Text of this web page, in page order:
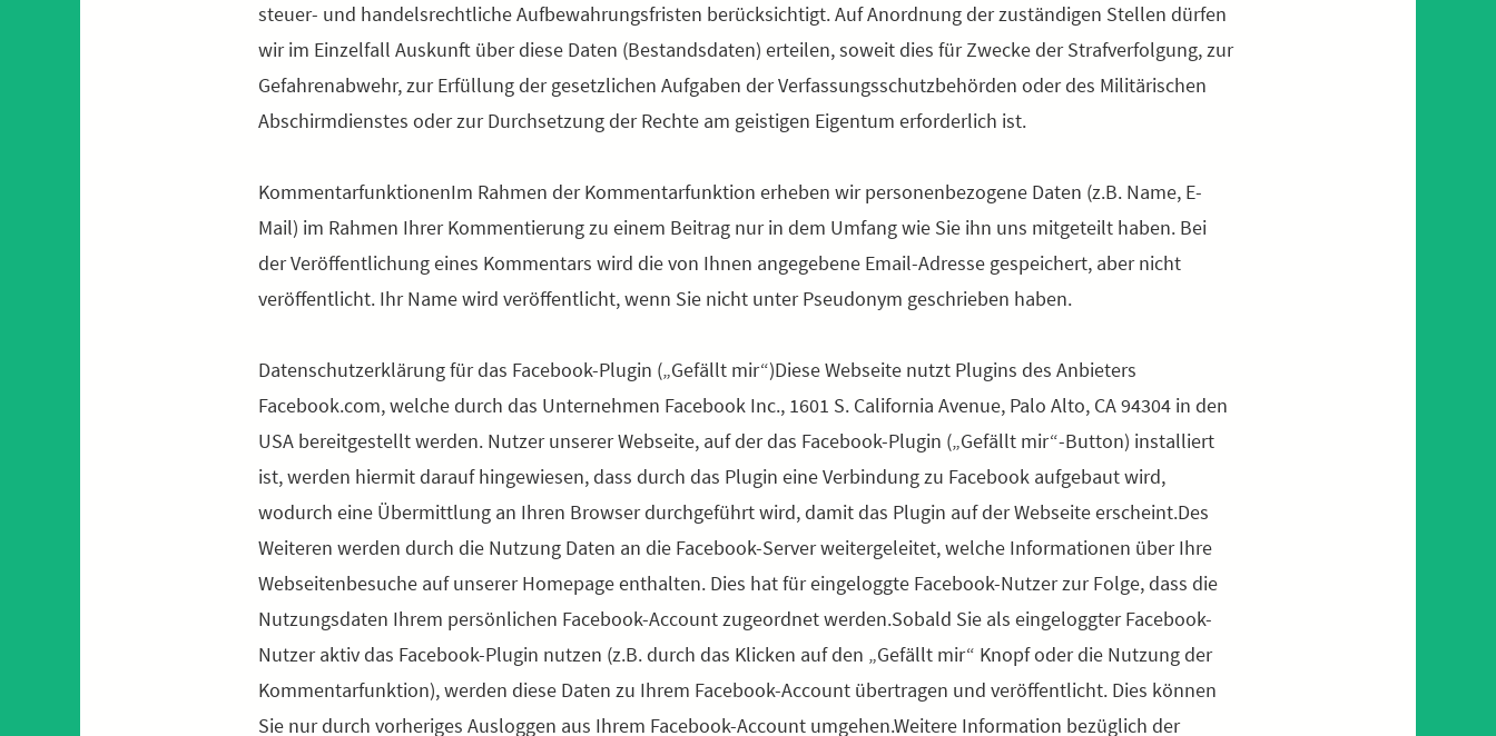
steuer- und handelsrechtliche Aufbewahrungsfristen berücksichtigt. Auf Anordnung der zuständigen Stellen dürfen
wir im Einzelfall Auskunft über diese Daten (Bestandsdaten) erteilen, soweit dies für Zwecke der Strafverfolgung, zur
Gefahrenabwehr, zur Erfüllung der gesetzlichen Aufgaben der Verfassungsschutzbehörden oder des Militärischen
Abschirmdienstes oder zur Durchsetzung der Rechte am geistigen Eigentum erforderlich ist.
KommentarfunktionenIm Rahmen der Kommentarfunktion erheben wir personenbezogene Daten (z.B. Name, E-
Mail) im Rahmen Ihrer Kommentierung zu einem Beitrag nur in dem Umfang wie Sie ihn uns mitgeteilt haben. Bei
der Veröffentlichung eines Kommentars wird die von Ihnen angegebene Email-Adresse gespeichert, aber nicht
veröffentlicht. Ihr Name wird veröffentlicht, wenn Sie nicht unter Pseudonym geschrieben haben.
Datenschutzerklärung für das Facebook-Plugin („Gefällt mir“)Diese Webseite nutzt Plugins des Anbieters
Facebook.com, welche durch das Unternehmen Facebook Inc., 1601 S. California Avenue, Palo Alto, CA 94304 in den
USA bereitgestellt werden. Nutzer unserer Webseite, auf der das Facebook-Plugin („Gefällt mir“-Button) installiert
ist, werden hiermit darauf hingewiesen, dass durch das Plugin eine Verbindung zu Facebook aufgebaut wird,
wodurch eine Übermittlung an Ihren Browser durchgeführt wird, damit das Plugin auf der Webseite erscheint.Des
Weiteren werden durch die Nutzung Daten an die Facebook-Server weitergeleitet, welche Informationen über Ihre
Webseitenbesuche auf unserer Homepage enthalten. Dies hat für eingeloggte Facebook-Nutzer zur Folge, dass die
Nutzungsdaten Ihrem persönlichen Facebook-Account zugeordnet werden.Sobald Sie als eingeloggter Facebook-
Nutzer aktiv das Facebook-Plugin nutzen (z.B. durch das Klicken auf den „Gefällt mir“ Knopf oder die Nutzung der
Kommentarfunktion), werden diese Daten zu Ihrem Facebook-Account übertragen und veröffentlicht. Dies können
Sie nur durch vorheriges Ausloggen aus Ihrem Facebook-Account umgehen.Weitere Information bezüglich der